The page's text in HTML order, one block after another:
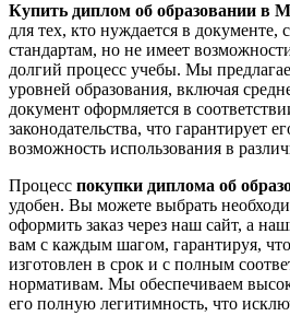
Купить диплом об образовании в
для тех, кто нуждается в документе,
стандартам, но не имеет
долгий процесс учебы. Мы
уровней образования, включая
документ оформляется в
законодательства, что гарантирует
возможность использования в
Процесс покупки диплома об
удобен. Вы можете выбрать
оформить заказ через наш сайт, а
вам с каждым шагом, гарантируя,
изготовлен в срок и с полным
нормативам. Мы обеспечиваем
его полную легитимность, что